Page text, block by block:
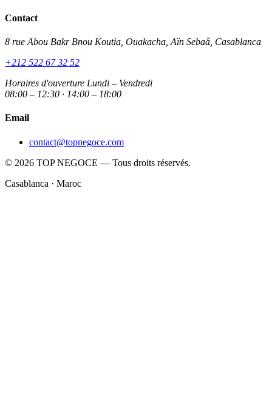
Contact
8 rue Abou Bakr Bnou Koutia, Ouakacha, Aïn Sebaâ, Casablanca
+212 522 67 32 52
Horaires d'ouverture Lundi – Vendredi
08:00 – 12:30 · 14:00 – 18:00
Email
contact@topnegoce.com
© 2026 TOP NEGOCE — Tous droits réservés.
Casablanca · Maroc